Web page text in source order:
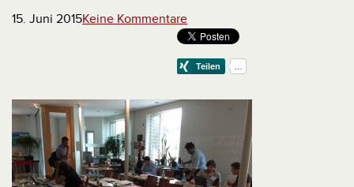
15. Juni 2015Keine Kommentare